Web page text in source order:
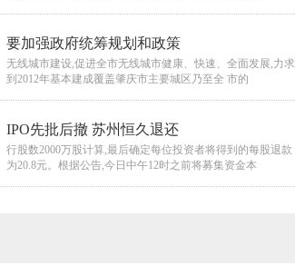
要加强政府统筹规划和政策
无线城市建设,促进全市无线城市健康、快速、全面发展,力求
到2012年基本建成覆盖肇庆市主要城区乃至全 市的
IPO先批后撤 苏州恒久退还
行股数2000万股计算,最后确定每位投资者将得到的每股退款
为20.8元。根据公告,今日中午12时之前将募集资金本